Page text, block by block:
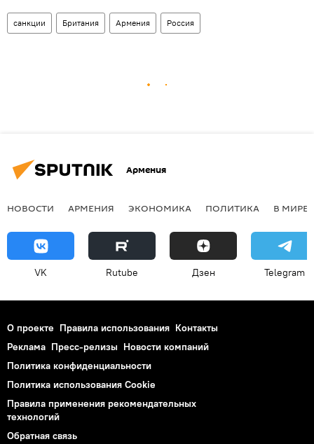
санкции Британия Армения Россия
Армения
НОВОСТИ АРМЕНИЯ ЭКОНОМИКА ПОЛИТИКА В МИРЕ
VK Rutube Дзен Telegram
О проекте Правила использования Контакты
Реклама Пресс-релизы Новости компаний
Политика конфиденциальности
Политика использования Cookie
Правила применения рекомендательных
технологий
Обратная связь